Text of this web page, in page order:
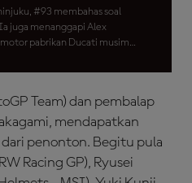
#93 membahas soal
juga menanggapi Alex
pabrikan Ducati musim
Team) dan pembalap
mendapatkan
penonton. Begitu pula
Racing GP), Ryusei